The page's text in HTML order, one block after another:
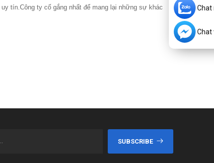
tín.Công ty cố gắng nhất để mang lại những sự khác
SUBSCRIBE
Chat
Chat